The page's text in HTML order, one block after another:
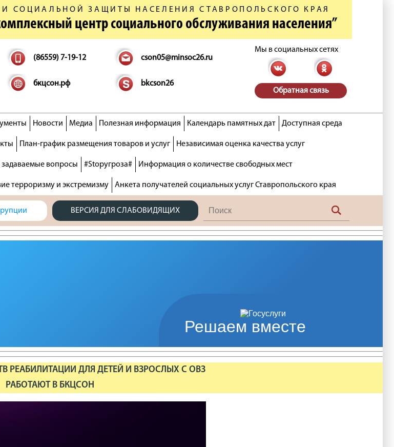
СОЦИАЛЬНОЙ ЗАЩИТЫ НАСЕЛЕНИЯ СТАВРОПОЛЬСКОГО КРАЯ
центр социального обслуживания населения”
(86559) 7-19-12 cson05@minsoc26.ru
бкцсон.рф bkcson26
Мы в социальных сетях
Обратная связь
Новости Медиа Полезная информация Календарь памятных дат Доступная среда
План-график размещения товаров и услуг Независимая оценка качества услуг
задаваемые вопросы #Stopугроза# Информация о количестве свободных мест
терроризму и экстремизму Анкета получателей социальных услуг Ставропольского края
ВЕРСИЯ ДЛЯ СЛАБОВИДЯЩИХ
Решаем вместе
РЕАБИЛИТАЦИИ ДЛЯ ДЕТЕЙ И ВЗРОСЛЫХ С ОВЗ
РАБОТАЮТ В БКЦСОН